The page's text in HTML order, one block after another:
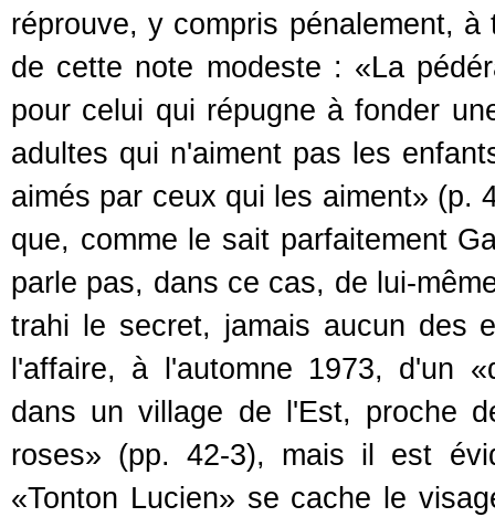
réprouve, y compris pénalement,
de cette note modeste : «La
pour celui qui répugne à fonder
adultes qui n'aiment pas les
aimés par ceux qui les aiment» (p.
que, comme le sait parfaitement
parle pas, dans ce cas, de lui-
trahi le secret, jamais aucun des
l'affaire, à l'automne 1973, d'un
dans un village de l'Est, proche
roses» (pp. 42-3), mais il est
«Tonton Lucien» se cache le